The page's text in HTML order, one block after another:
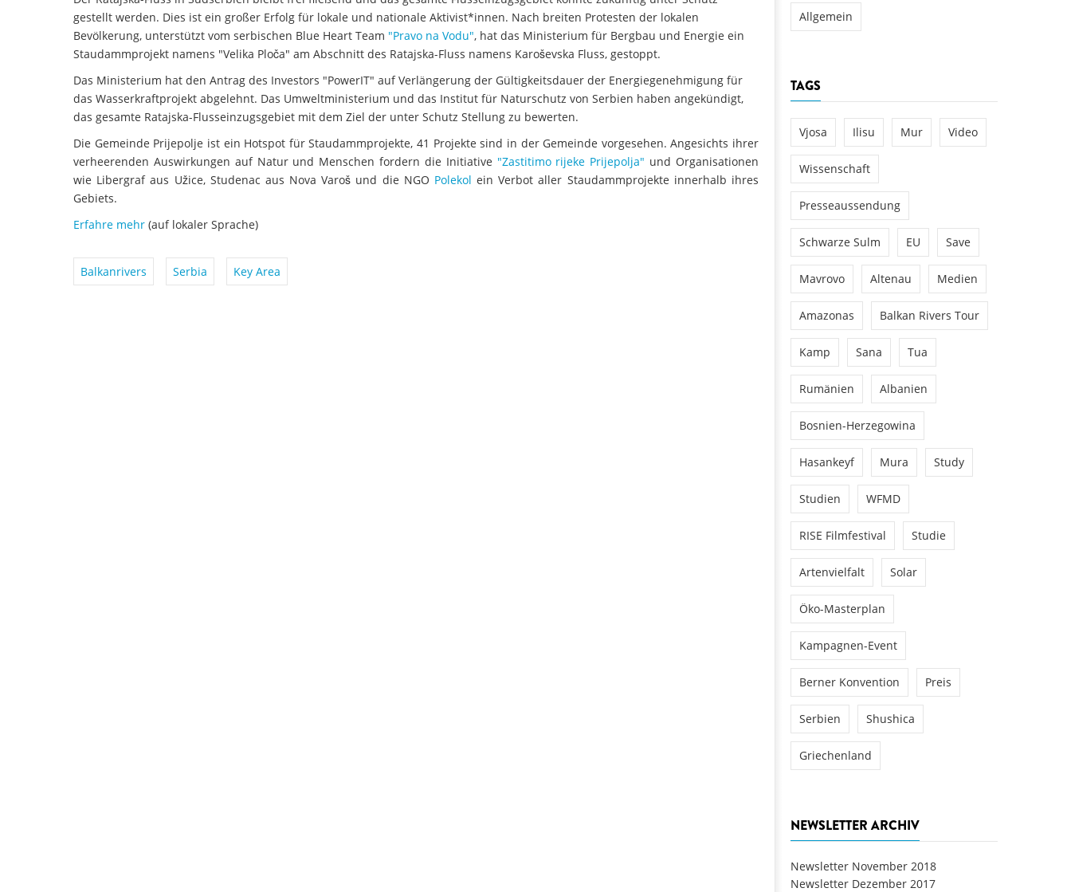
gestellt werden. Dies ist ein großer Erfolg für lokale und nationale Aktivist*innen. Nach breiten Protesten der lokalen
Bevölkerung, unterstützt vom serbischen Blue Heart Team "Pravo na Vodu", hat das Ministerium für Bergbau und Energie ein
Staudammprojekt namens "Velika Ploča" am Abschnitt des Ratajska-Fluss namens Karoševska Fluss, gestoppt.
Das Ministerium hat den Antrag des Investors "PowerIT" auf Verlängerung der Gültigkeitsdauer der Energiegenehmigung für
das Wasserkraftprojekt abgelehnt. Das Umweltministerium und das Institut für Naturschutz von Serbien haben angekündigt,
das gesamte Ratajska-Flusseinzugsgebiet mit dem Ziel der unter Schutz Stellung zu bewerten.
Die Gemeinde Prijepolje ist ein Hotspot für Staudammprojekte, 41 Projekte sind in der Gemeinde vorgesehen. Angesichts ihrer
verheerenden Auswirkungen auf Natur und Menschen fordern die Initiative "Zastitimo rijeke Prijepolja" und Organisationen
wie Libergraf aus Užice, Studenac aus Nova Varoš und die NGO Polekol ein Verbot aller Staudammprojekte innerhalb ihres
Gebiets.
Erfahre mehr (auf lokaler Sprache)
Balkanrivers Serbia Key Area
Allgemein
TAGS
Vjosa Ilisu Mur Video
Wissenschaft
Presseaussendung
Schwarze Sulm EU Save
Mavrovo Altenau Medien
Amazonas Balkan Rivers Tour
Kamp Sana Tua
Rumänien Albanien
Bosnien-Herzegowina
Hasankeyf Mura Study
Studien WFMD
RISE Filmfestival Studie
Artenvielfalt Solar
Öko-Masterplan
Kampagnen-Event
Berner Konvention Preis
Serbien Shushica
Griechenland
NEWSLETTER ARCHIV
Newsletter November 2018
Newsletter Dezember 2017